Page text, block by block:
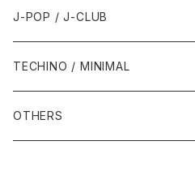
1995年
1996年
2005年
2011年
1999年
2005年
1991年
1991年
2000年
2001年
1985年・以前
1986年
1990年代
1990年
1991年
2000年代
2000年
1980年代
1988年・以前
1989年
1990年代
1990年
2000年代
J-POP / J-CLUB
1980年代
1990年代
TECHINO / MINIMAL
OTHERS